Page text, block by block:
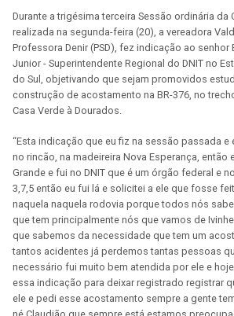
Durante a trigésima terceira Sessão ordinária da
realizada na segunda-feira (20), a vereadora
Professora Denir (PSD), fez indicação ao senhor
Junior - Superintendente Regional do DNIT no
do Sul, objetivando que sejam promovidos
construção de acostamento na BR-376, no
Casa Verde à Dourados.
“Esta indicação que eu fiz na sessão passada e
no rincão, na madeireira Nova Esperança, então
Grande e fui no DNIT que é um órgão federal e
3,7,5 então eu fui lá e solicitei a ele que fosse
naquela naquela rodovia porque todos nós
que tem principalmente nós que vamos de
que sabemos da necessidade que tem um
tantos acidentes já perdemos tantas pessoas
necessário fui muito bem atendida por ele e
essa indicação para deixar registrado registrar
ele e pedi esse acostamento sempre a gente